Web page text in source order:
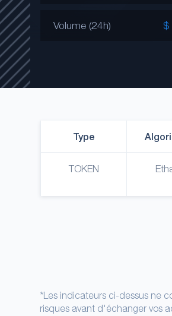
Volume (24h) $
Type
TOKEN
*Les indicateurs ci-dessus ne
risques avant d'échanger vos